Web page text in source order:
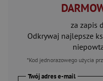
za zapis
Odkrywaj najlepsze
*Kod jednorazowego użycia
Twój adres e-mail